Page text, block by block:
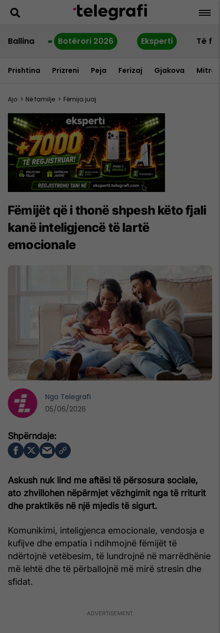
Ballina Botërori 2026 Eksperti Të
Prishtina Prizreni Peja Ferizaj Gjakova
Ajo > Në familje > Fëmija juaj
Fëmijët që i thonë shpesh këto fjali
kanë inteligjencë të lartë
emocionale
Askush nuk lind me aftësi të përsosura sociale,
ato zhvillohen nëpërmjet vëzhgimit nga të rriturit
dhe praktikës në një mjedis të sigurt.
Komunikimi, inteligjenca emocionale, vendosja e
kufijve dhe empatia i ndihmojnë fëmijët të
ndërtojnë vetëbesim, të lundrojnë në marrëdhënie
më lehtë dhe të përballojnë më mirë stresin dhe
sfidat.
Nga Telegrafi
05/06/2026